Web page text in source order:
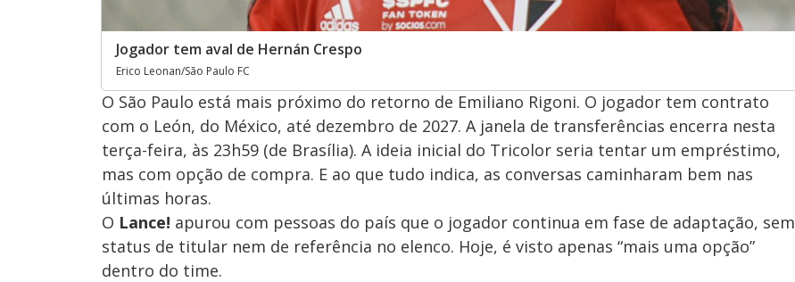
Jogador tem aval de Hernán Crespo
Erico Leonan/São Paulo FC
O São Paulo está mais próximo do retorno de Emiliano Rigoni. O jogador tem contrato
com o León, do México, até dezembro de 2027. A janela de transferências encerra nesta
terça-feira, às 23h59 (de Brasília). A ideia inicial do Tricolor seria tentar um empréstimo,
mas com opção de compra. E ao que tudo indica, as conversas caminharam bem nas
últimas horas.
O Lance! apurou com pessoas do país que o jogador continua em fase de adaptação, sem
status de titular nem de referência no elenco. Hoje, é visto apenas “mais uma opção”
dentro do time.